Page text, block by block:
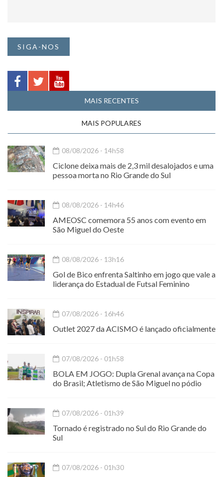
SIGA-NOS
MAIS RECENTES
MAIS POPULARES
08/08/2026 - 14h58
Ciclone deixa mais de 2,3 mil desalojados e uma
pessoa morta no Rio Grande do Sul
08/08/2026 - 14h46
AMEOSC comemora 55 anos com evento em
São Miguel do Oeste
08/08/2026 - 13h16
Gol de Bico enfrenta Saltinho em jogo que vale a
liderança do Estadual de Futsal Feminino
07/08/2026 - 16h46
Outlet 2027 da ACISMO é lançado oficialmente
07/08/2026 - 01h58
BOLA EM JOGO: Dupla Grenal avança na Copa
do Brasil; Atletismo de São Miguel no pódio
07/08/2026 - 01h39
Tornado é registrado no Sul do Rio Grande do
Sul
07/08/2026 - 01h30